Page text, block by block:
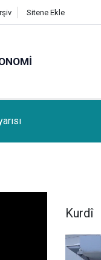
Sitene Ekle
Kurdî